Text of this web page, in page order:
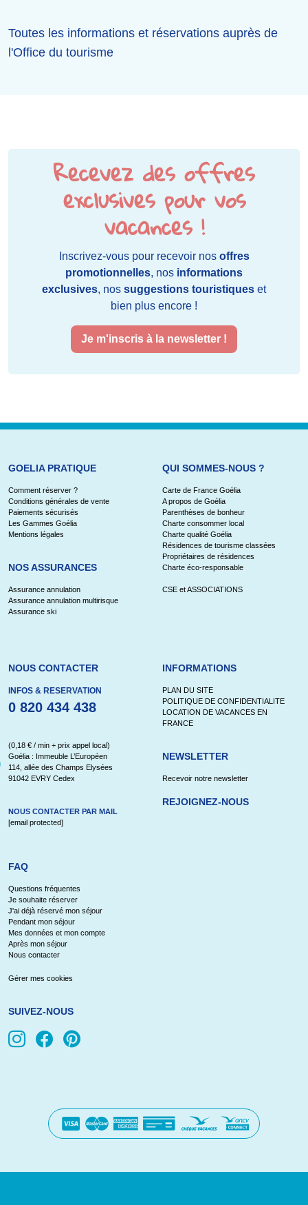
Toutes les informations et réservations auprès de
l'Office du tourisme
Recevez des offres
exclusives pour vos
vacances !
Inscrivez-vous pour recevoir nos offres
promotionnelles, nos informations
exclusives, nos suggestions touristiques et
bien plus encore !
Je m'inscris à la newsletter !
GOELIA PRATIQUE
Comment réserver ?
Conditions générales de vente
Paiements sécurisés
Les Gammes Goélia
Mentions légales
NOS ASSURANCES
Assurance annulation
Assurance annulation multirisque
Assurance ski
QUI SOMMES-NOUS ?
Carte de France Goélia
A propos de Goélia
Parenthèses de bonheur
Charte consommer local
Charte qualité Goélia
Résidences de tourisme classées
Propriétaires de résidences
Charte éco-responsable
CSE et ASSOCIATIONS
NOUS CONTACTER
INFOS & RESERVATION
0 820 434 438
(0,18 € / min + prix appel local)
Goélia : Immeuble L’Européen
114, allée des Champs Elysées
91042 EVRY Cedex
NOUS CONTACTER PAR MAIL
[email protected]
INFORMATIONS
PLAN DU SITE
POLITIQUE DE CONFIDENTIALITE
LOCATION DE VACANCES EN
FRANCE
NEWSLETTER
Recevoir notre newsletter
REJOIGNEZ-NOUS
FAQ
Questions fréquentes
Je souhaite réserver
J'ai déjà réservé mon séjour
Pendant mon séjour
Mes données et mon compte
Après mon séjour
Nous contacter
Gérer mes cookies
SUIVEZ-NOUS